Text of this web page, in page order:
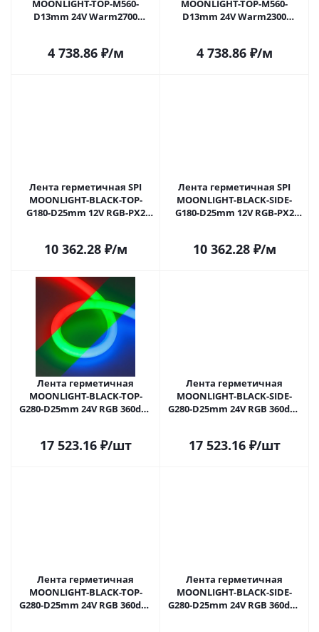
MOONLIGHT-TOP-M560-
D13mm 24V Warm2700
прямой, 3 года)
4 738.86₽/м
MOONLIGHT-TOP-M560-
D13mm 24V Warm2300
прямой, 3 года)
4 738.86₽/м
Лента герметичная SPI
MOONLIGHT-BLACK-TOP-
G180-D25mm 12V RGB-PX2
года)
10 362.28₽/м
Лента герметичная SPI
MOONLIGHT-BLACK-SIDE-
G180-D25mm 12V RGB-PX2
года)
10 362.28₽/м
Лента герметичная
MOONLIGHT-BLACK-TOP-
G280-D25mm 24V RGB 360deg
года)
17 523.16₽/шт
Лента герметичная
MOONLIGHT-BLACK-SIDE-
G280-D25mm 24V RGB 360deg
года)
17 523.16₽/шт
Лента герметичная
MOONLIGHT-BLACK-TOP-
G280-D25mm 24V RGB 360deg
Лента герметичная
MOONLIGHT-BLACK-SIDE-
G280-D25mm 24V RGB 360deg